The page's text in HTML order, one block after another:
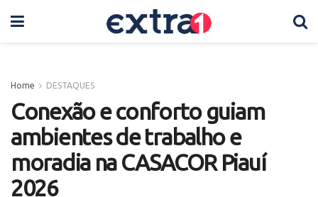
Home DESTAQUES
Conexão e conforto guiam
ambientes de trabalho e
moradia na CASACOR Piauí
2026